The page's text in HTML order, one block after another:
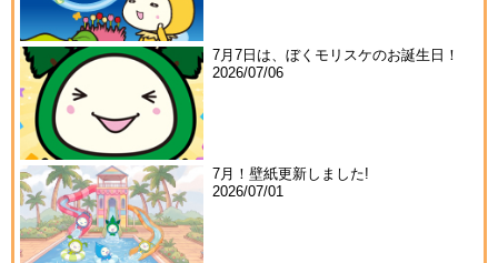
7月7日は、ぼくモリスケのお誕生日！
2026/07/06
7月！壁紙更新しました!
2026/07/01